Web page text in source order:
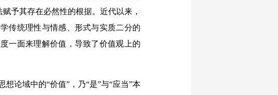
予其存在必然性的根据。近代以来，
传统理性与情感、形式与实质二分的
一面来理解价值，导致了价值观上的
论域中的“价值”，乃“是”与“应当”本